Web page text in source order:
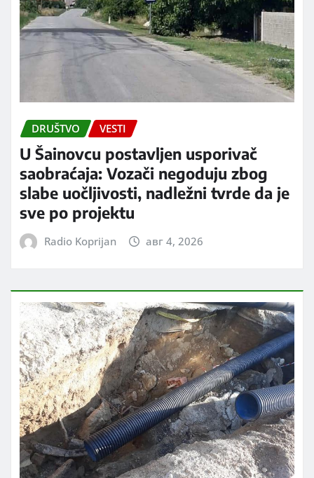
DRUŠTVO VESTI
U Šainovcu postavljen usporivač
saobraćaja: Vozači negoduju zbog
slabe uočljivosti, nadležni tvrde da je
sve po projektu
Radio Koprijan авг 4, 2026